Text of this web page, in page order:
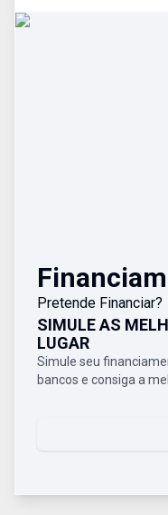
Pretende Financiar?
SIMULE AS
LUGAR
Simule seu
bancos e consiga a